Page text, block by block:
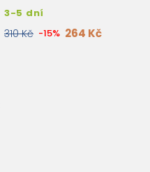
3-5 dní
310 Kč -15% 264 Kč